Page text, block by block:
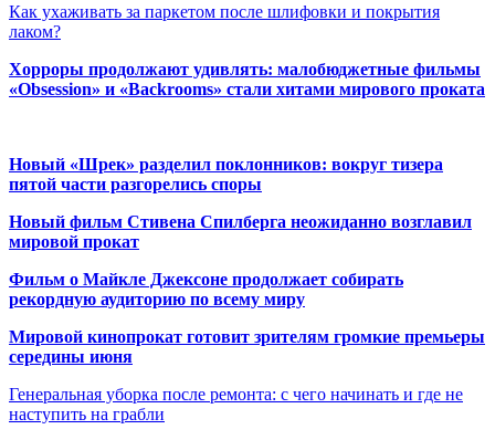
Как ухаживать за паркетом после шлифовки и покрытия
лаком?
Хорроры продолжают удивлять: малобюджетные фильмы
«Obsession» и «Backrooms» стали хитами мирового проката
Новый «Шрек» разделил поклонников: вокруг тизера
пятой части разгорелись споры
Новый фильм Стивена Спилберга неожиданно возглавил
мировой прокат
Фильм о Майкле Джексоне продолжает собирать
рекордную аудиторию по всему миру
Мировой кинопрокат готовит зрителям громкие премьеры
середины июня
Генеральная уборка после ремонта: с чего начинать и где не
наступить на грабли